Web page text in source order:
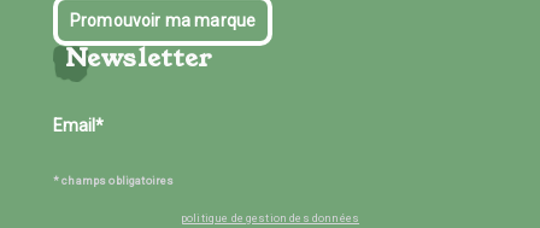
Promouvoir ma marque
Newsletter
* champs obligatoires
politique de gestion des données